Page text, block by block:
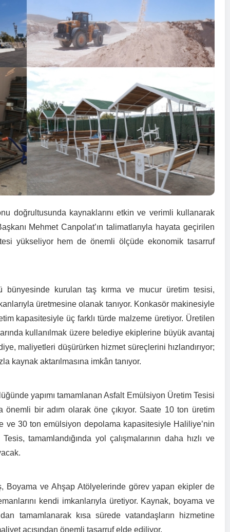
doğrultusunda kaynaklarını etkin ve verimli kullanarak
Mehmet Canpolat’ın talimatlarıyla hayata geçirilen
yükseliyor hem de önemli ölçüde ekonomik tasarruf
bünyesinde kurulan taş kırma ve mucur üretim tesisi,
üretmesine olanak tanıyor. Konkasör makinesiyle
kapasitesiyle üç farklı türde malzeme üretiyor. Üretilen
kullanılmak üzere belediye ekiplerine büyük avantaj
maliyetleri düşürürken hizmet süreçlerini hızlandırıyor;
kaynak aktarılmasına imkân tanıyor.
yapımı tamamlanan Asfalt Emülsiyon Üretim Tesisi
önemli bir adım olarak öne çıkıyor. Saate 10 ton üretim
ve 30 ton emülsiyon depolama kapasitesiyle Haliliye’nin
Tesis, tamamlandığında yol çalışmalarının daha hızlı ve
Boyama ve Ahşap Atölyelerinde görev yapan ekipler de
kendi imkanlarıyla üretiyor. Kaynak, boyama ve
tamamlanarak kısa sürede vatandaşların hizmetine
açısından önemli tasarruf elde ediliyor.